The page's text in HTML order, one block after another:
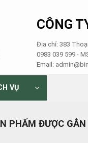
CÔNG
Địa chỉ: 383
0983 039 599 -
Email:
VỤ
PHẨM ĐƯỢC